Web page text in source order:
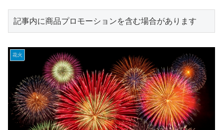
記事内に商品プロモーションを含む場合があります
花火